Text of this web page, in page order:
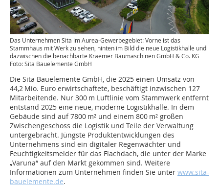
Das Unternehmen Sita im Aurea-Gewerbegebiet: Vorne ist das
Stammhaus mit Werk zu sehen, hinten im Bild die neue Logistikhalle und
dazwischen die benachbarte Kraemer Baumaschinen GmbH & Co. KG
Foto: Sita Bauelemente GmbH
Die Sita Bauelemente GmbH, die 2025 einen Umsatz von
44,2 Mio. Euro erwirtschaftete, beschäftigt inzwischen 127
Mitarbeitende. Nur 300 m Luftlinie vom Stammwerk entfernt
entstand 2025 eine neue, moderne Logistikhalle. In dem
Gebäude sind auf 7800 m² und einem 800 m² großen
Zwischengeschoss die Logistik und Teile der Verwaltung
untergebracht. Jüngste Produktentwicklungen des
Unternehmens sind ein digitaler Regenwächter und
Feuchtigkeitsmelder für das Flachdach, die unter der Marke
„Varuna“ auf den Markt gekommen sind. Weitere
Informationen zum Unternehmen finden Sie unter www.sita-
bauelemente.de.